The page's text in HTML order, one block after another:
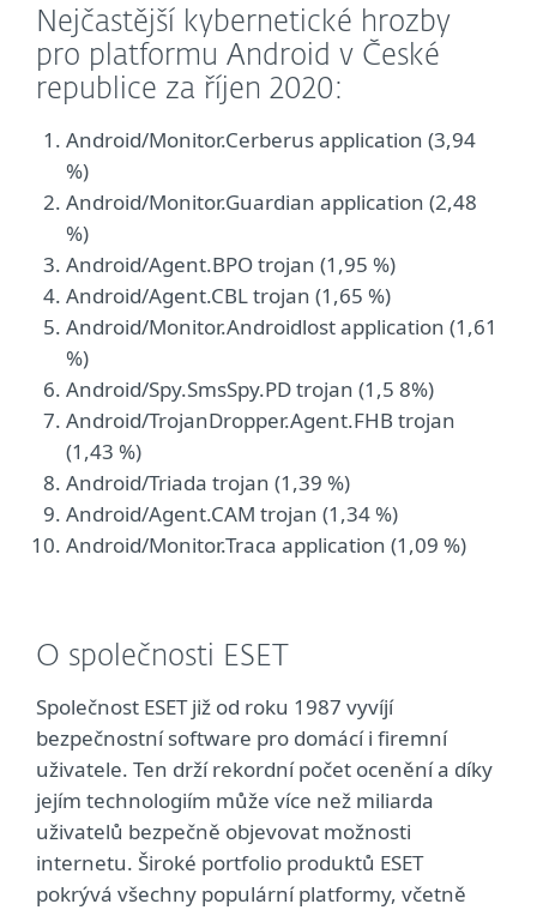
Nejčastější kybernetické hrozby
pro platformu Android v České
republice za říjen 2020:
Android/Monitor.Cerberus application (3,94
%)
Android/Monitor.Guardian application (2,48
%)
Android/Agent.BPO trojan (1,95 %)
Android/Agent.CBL trojan (1,65 %)
Android/Monitor.Androidlost application (1,61
%)
Android/Spy.SmsSpy.PD trojan (1,5 8%)
Android/TrojanDropper.Agent.FHB trojan
(1,43 %)
Android/Triada trojan (1,39 %)
Android/Agent.CAM trojan (1,34 %)
Android/Monitor.Traca application (1,09 %)
O společnosti ESET
Společnost ESET již od roku 1987 vyvíjí
bezpečnostní software pro domácí i firemní
uživatele. Ten drží rekordní počet ocenění a díky
jejím technologiím může více než miliarda
uživatelů bezpečně objevovat možnosti
internetu. Široké portfolio produktů ESET
pokrývá všechny populární platformy, včetně